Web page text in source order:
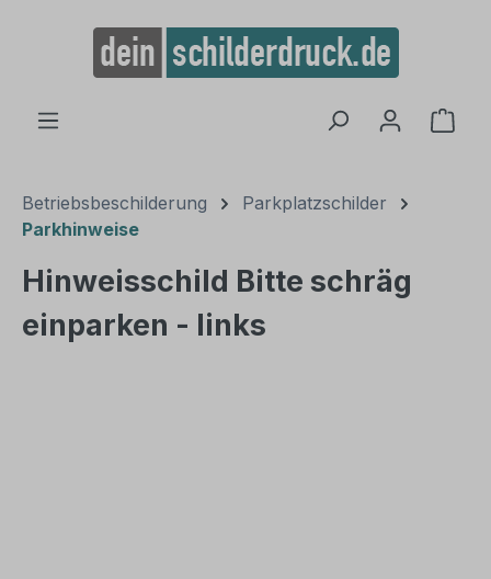
springen
Betriebsbeschilderung
Parkplatzschilder
Parkhinweise
Hinweisschild Bitte schräg
einparken - links